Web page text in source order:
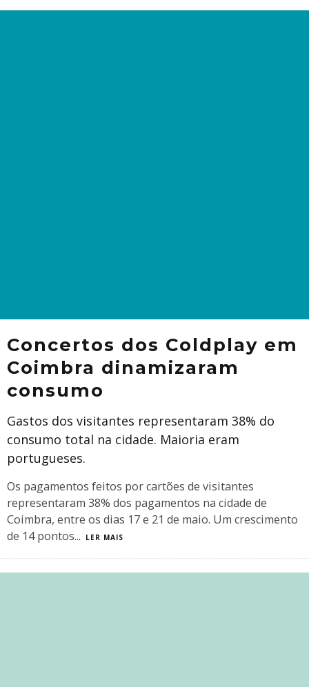
Concertos dos Coldplay em
Coimbra dinamizaram
consumo
Gastos dos visitantes representaram 38% do
consumo total na cidade. Maioria eram
portugueses.
Os pagamentos feitos por cartões de visitantes
representaram 38% dos pagamentos na cidade de
Coimbra, entre os dias 17 e 21 de maio. Um crescimento
de 14 pontos... LER MAIS